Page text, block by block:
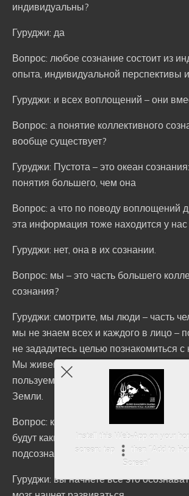
индивидуальны?
Гуруджи: да
Вопрос: любое сознание состоит из
опыта, индивидуальной перспективы
Гуруджи: и всех воплощений – они
Вопрос: а понятие коллективного
вообще существует?
Гуруджи: Пустота – это океан
понятия большего, чем она
Вопрос: а что по поводу воплощений
эта информация тоже находится у нас
Гуруджи: нет, она в их сознании.
Вопрос: мы – это часть большего
сознания?
Гуруджи: смотрите, мы люди – часть
мы не знаем всех и каждого в лицо –
не зададитесь целью познакомиться
Мы живем на Земле, ходим по ней,
пользуемся ее ресурсами – но мы не
Земли.
Вопрос: как мы получим эту мудрость
будут какие-то инсайты или у нас
подсознанию?
Гуруджи: вы начнете все это
Install this Web-App on your
screen: tap
then "Add to
Screen"